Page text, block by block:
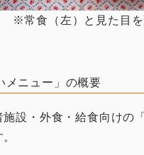
※常食（左）と見た目
メニュー」の概要
設・外食・給食向けの